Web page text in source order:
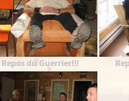
Repos du Guerrier!!!